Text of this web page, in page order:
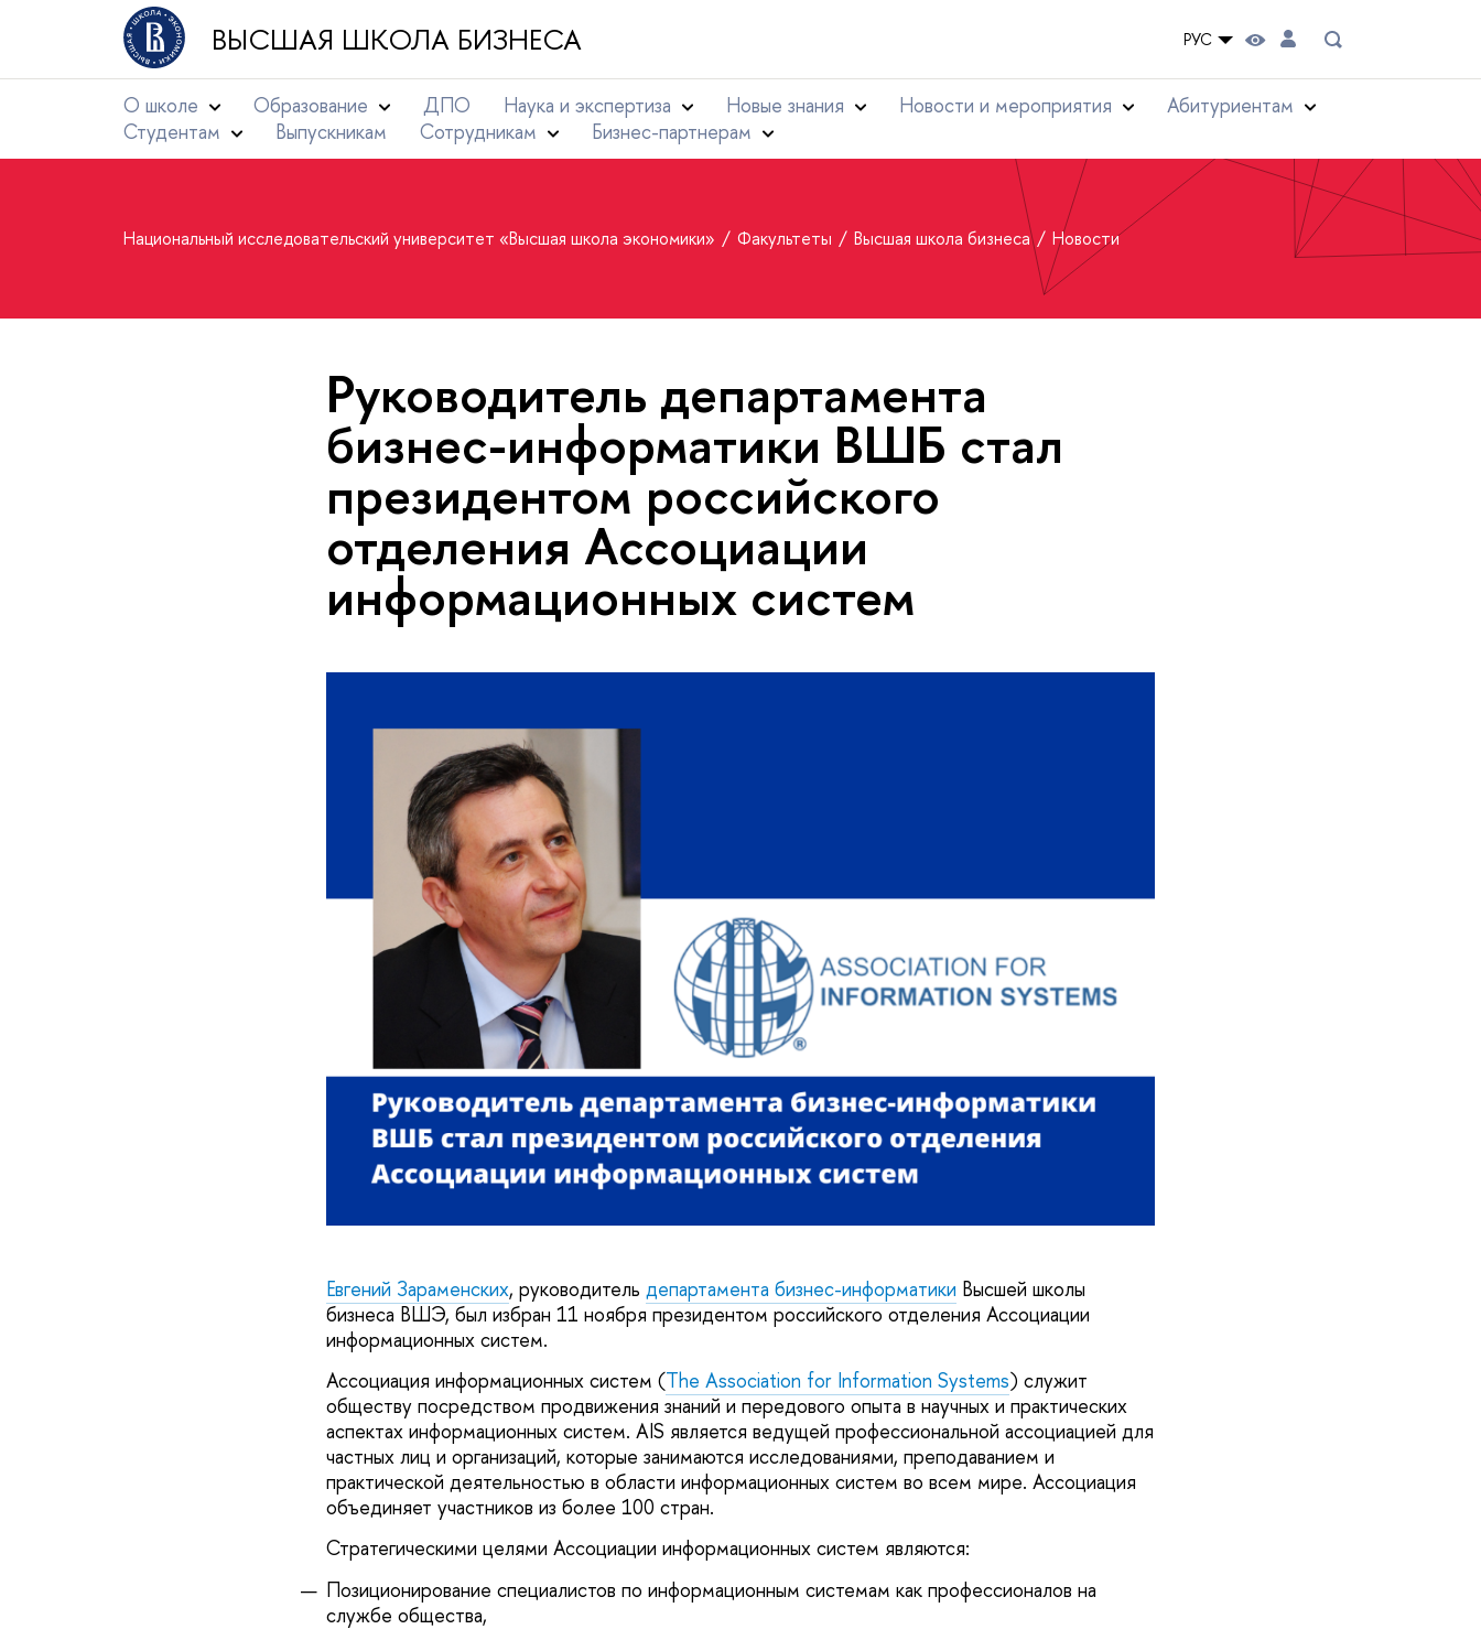
ВЫСШАЯ ШКОЛА БИЗНЕСА РУС
О школе Образование ДПО Наука и экспертиза Новые знания Новости и мероприятия
Абитуриентам
Студентам
Выпускникам Сотрудникам Бизнес-партнерам
Национальный исследовательский университет «Высшая школа экономики» Факультеты Высшая школа бизнеса Новости
Руководитель департамента
бизнес-информатики ВШБ стал
президентом российского
отделения Ассоциации
информационных систем
Евгений Зараменских, руководитель департамента бизнес-информатики Высшей школы
бизнеса ВШЭ, был избран 11 ноября президентом российского отделения Ассоциации
информационных систем.
Ассоциация информационных систем (The Association for Information Systems) служит
обществу посредством продвижения знаний и передового опыта в научных и практических
аспектах информационных систем. AIS является ведущей профессиональной ассоциацией для
частных лиц и организаций, которые занимаются исследованиями, преподаванием и
практической деятельностью в области информационных систем во всем мире. Ассоциация
объединяет участников из более 100 стран.
Стратегическими целями Ассоциации информационных систем являются:
Позиционирование специалистов по информационным системам как профессионалов на
службе общества,